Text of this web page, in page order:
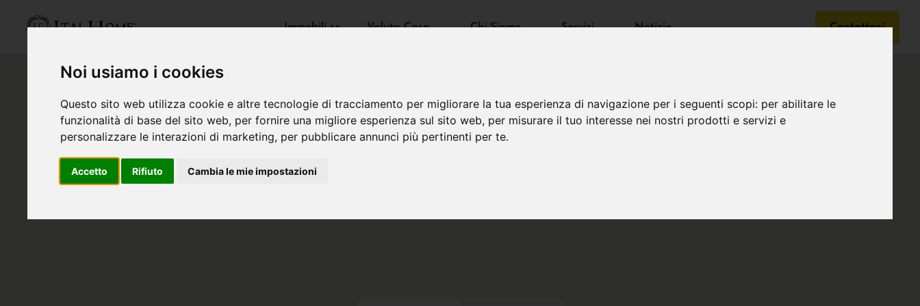
Noi usiamo i cookies
Questo sito web utilizza cookie e altre tecnologie di tracciamento per migliorare la tua esperienza di navigazione per i seguenti scopi: per abilitare le
funzionalità di base del sito web, per fornire una migliore esperienza sul sito web, per misurare il tuo interesse nei nostri prodotti e servizi e
personalizzare le interazioni di marketing, per pubblicare annunci più pertinenti per te.
Accetto Rifiuto Cambia le mie impostazioni
Immobili Valuta Casa Chi Siamo Servizi Notizie Contattaci